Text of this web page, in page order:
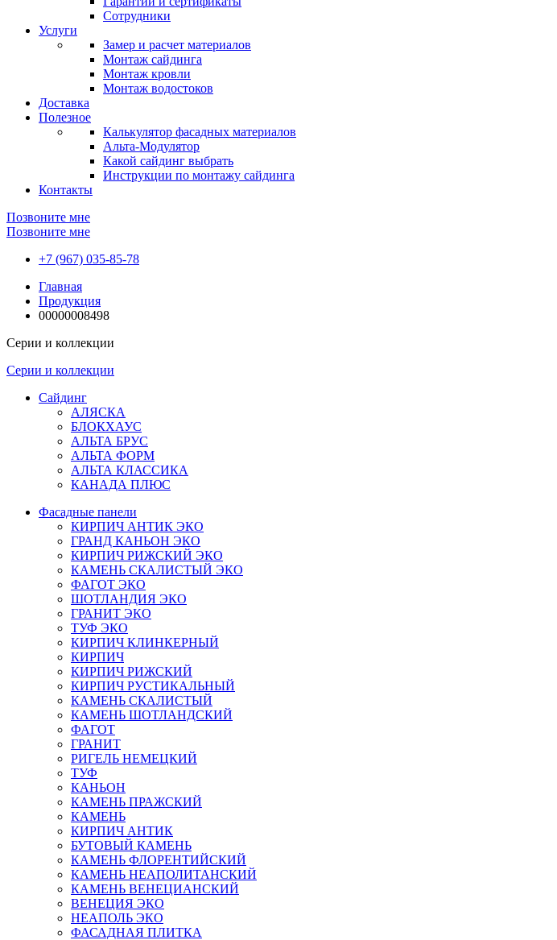
Сотрудники
Услуги
Замер и расчет материалов
Монтаж сайдинга
Монтаж кровли
Монтаж водостоков
Доставка
Полезное
Калькулятор фасадных материалов
Альта-Модулятор
Какой сайдинг выбрать
Инструкции по монтажу сайдинга
Контакты
Позвоните мне
Позвоните мне
+7 (967) 035-85-78
Главная
Продукция
00000008498
Серии и коллекции
Серии и коллекции
Сайдинг
АЛЯСКА
БЛОКХАУС
АЛЬТА БРУС
АЛЬТА ФОРМ
АЛЬТА КЛАССИКА
КАНАДА ПЛЮС
Фасадные панели
КИРПИЧ АНТИК ЭКО
ГРАНД КАНЬОН ЭКО
КИРПИЧ РИЖСКИЙ ЭКО
КАМЕНЬ СКАЛИСТЫЙ ЭКО
ФАГОТ ЭКО
ШОТЛАНДИЯ ЭКО
ГРАНИТ ЭКО
ТУФ ЭКО
КИРПИЧ КЛИНКЕРНЫЙ
КИРПИЧ
КИРПИЧ РИЖСКИЙ
КИРПИЧ РУСТИКАЛЬНЫЙ
КАМЕНЬ СКАЛИСТЫЙ
КАМЕНЬ ШОТЛАНДСКИЙ
ФАГОТ
ГРАНИТ
РИГЕЛЬ НЕМЕЦКИЙ
ТУФ
КАНЬОН
КАМЕНЬ ПРАЖСКИЙ
КАМЕНЬ
КИРПИЧ АНТИК
БУТОВЫЙ КАМЕНЬ
КАМЕНЬ ФЛОРЕНТИЙСКИЙ
КАМЕНЬ НЕАПОЛИТАНСКИЙ
КАМЕНЬ ВЕНЕЦИАНСКИЙ
ВЕНЕЦИЯ ЭКО
НЕАПОЛЬ ЭКО
ФАСАДНАЯ ПЛИТКА